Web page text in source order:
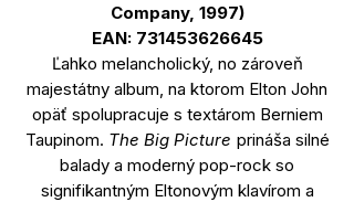
Company, 1997)
EAN: 731453626645
Ľahko melancholický, no zároveň
majestátny album, na ktorom Elton John
opäť spolupracuje s textárom Berniem
Taupinom. The Big Picture prináša silné
balady a moderný pop-rock so
signifikantným Eltonovým klavírom a